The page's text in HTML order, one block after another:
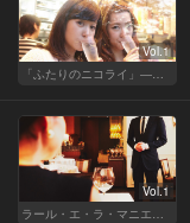
Vol.1
「ふたりのニコライ」―作家・柴崎竜人の恋愛ストーリー
Vol.1
ラール・エ・ラ・マニエール